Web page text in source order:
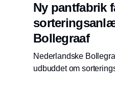
Ny pantfabrik
Bollegraaf
Nederlandske
udbuddet om